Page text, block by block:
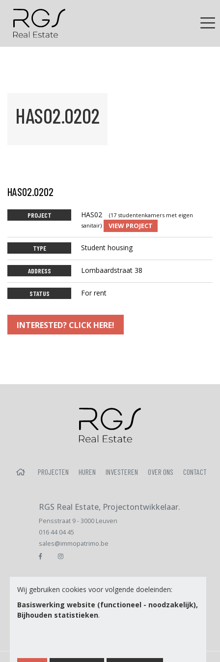
HAS02.0202
HAS02.0202
PROJECT HAS02
(17 studentenkamers met eigen
sanitair)
VIEW PROJECT
TYPE Student housing
ADDRESS Lombaardstraat 38
STATUS For rent
INTERESTED? CLICK HERE!
HOME PROJECTEN HUREN INVESTEREN OVER ONS CONTACT
RGS Real Estate, Projectontwikkelaar.
Pensstraat 9 - 3000 Leuven
016 44 04 45
sales@immopatrimo.be
Email
Ik ga akkoord met de
Wij gebruiken cookies voor volgende doeleinden:
Basiswerking website (functioneel - noodzakelijk),
Bijhouden statistieken.